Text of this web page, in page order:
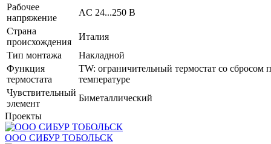
Рабочее
напряжение
AC 24...250 В
Страна
происхождения
Италия
Тип монтажа
Накладной
Функция
термостата
TW: ограничительный термостат со сбросом
температуре
Чувствительный
элемент
Биметаллический
Проекты
ООО СИБУР ТОБОЛЬСК